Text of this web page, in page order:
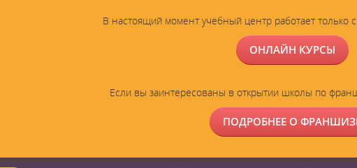
В настоящий момент учебный центр работает только
ОНЛАЙН КУРСЫ
Если вы заинтересованы в открытии школы по
ПОДРОБНЕЕ О